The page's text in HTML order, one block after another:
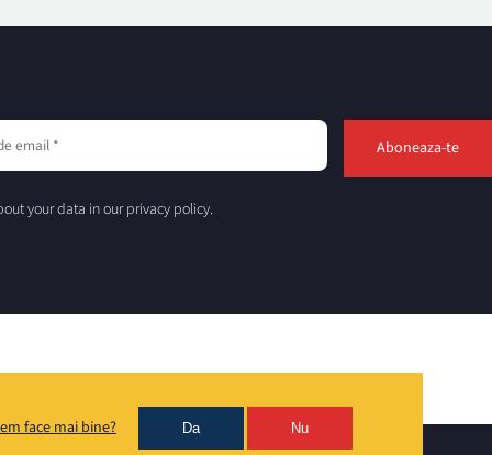
your data in our privacy policy.
face mai bine? Da Nu